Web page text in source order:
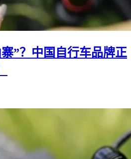
”？中国自行车品牌正